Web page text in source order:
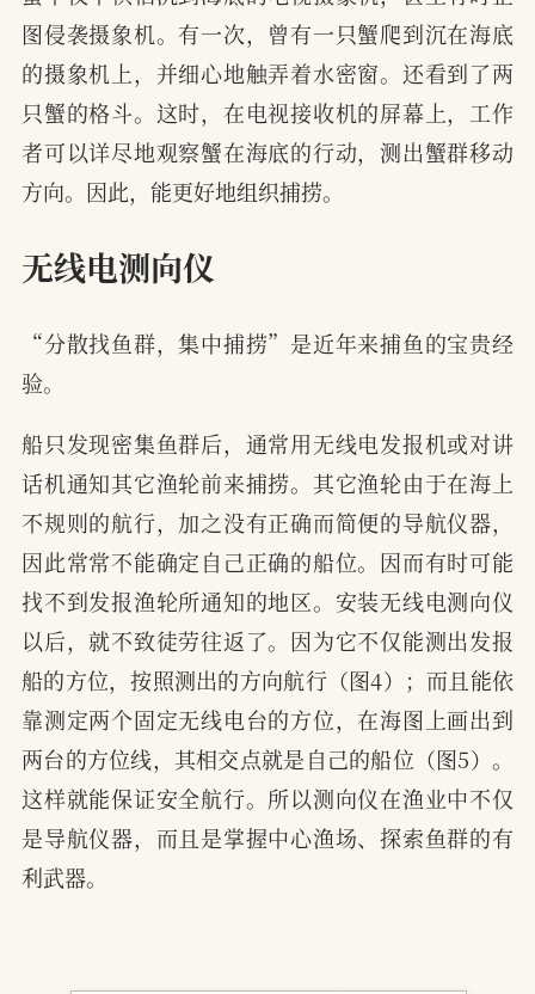
图侵袭摄象机。有一次，曾有一只蟹爬到沉在海底
的摄象机上，并细心地触弄着水密窗。还看到了两
只蟹的格斗。这时，在电视接收机的屏幕上，工作
者可以详尽地观察蟹在海底的行动，测出蟹群移动
方向。因此，能更好地组织捕捞。
无线电测向仪
“分散找鱼群，集中捕捞”是近年来捕鱼的宝贵经
验。
船只发现密集鱼群后，通常用无线电发报机或对讲
话机通知其它渔轮前来捕捞。其它渔轮由于在海上
不规则的航行，加之没有正确而简便的导航仪器，
因此常常不能确定自己正确的船位。因而有时可能
找不到发报渔轮所通知的地区。安装无线电测向仪
以后，就不致徒劳往返了。因为它不仅能测出发报
船的方位，按照测出的方向航行（图4）；而且能依
靠测定两个固定无线电台的方位，在海图上画出到
两台的方位线，其相交点就是自己的船位（图5）。
这样就能保证安全航行。所以测向仪在渔业中不仅
是导航仪器，而且是掌握中心渔场、探索鱼群的有
利武器。